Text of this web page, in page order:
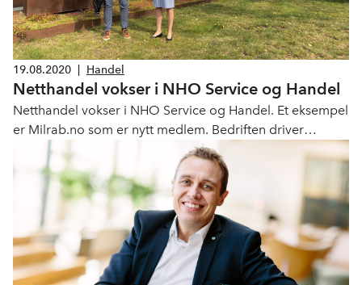
19.08.2020 Handel
Netthandel vokser i NHO Service og Handel
Netthandel vokser i NHO Service og Handel. Et eksempel
er Milrab.no som er nytt medlem. Bedriften driver
netthandel og leverer taktisk utstyr til politi, forsvar og
det kommersielle markedet, omsetter for 150 millioner
kroner og har 80 ansatte i Oslo-området.